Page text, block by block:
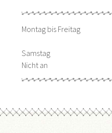
Montag bis Freitag
Samstag
Nicht an